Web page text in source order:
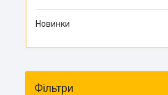
Новинки
Фільтри